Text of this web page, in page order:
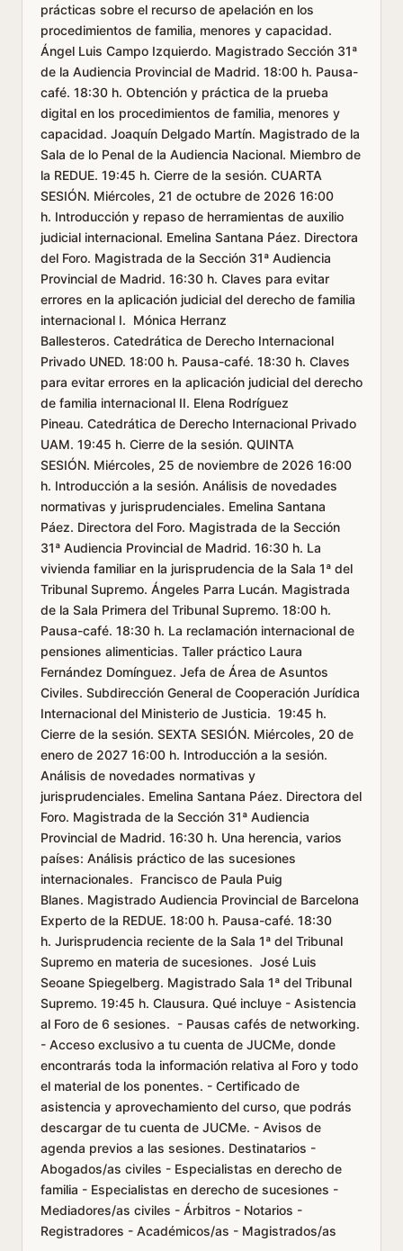
prácticas sobre el recurso de apelación en los
procedimientos de familia, menores y capacidad.
Ángel Luis Campo Izquierdo. Magistrado Sección 31ª
de la Audiencia Provincial de Madrid. 18:00 h. Pausa-
café. 18:30 h. Obtención y práctica de la prueba
digital en los procedimientos de familia, menores y
capacidad. Joaquín Delgado Martín. Magistrado de la
Sala de lo Penal de la Audiencia Nacional. Miembro de
la REDUE. 19:45 h. Cierre de la sesión. CUARTA
SESIÓN. Miércoles, 21 de octubre de 2026 16:00
h. Introducción y repaso de herramientas de auxilio
judicial internacional. Emelina Santana Páez. Directora
del Foro. Magistrada de la Sección 31ª Audiencia
Provincial de Madrid. 16:30 h. Claves para evitar
errores en la aplicación judicial del derecho de familia
internacional I. Mónica Herranz
Ballesteros. Catedrática de Derecho Internacional
Privado UNED. 18:00 h. Pausa-café. 18:30 h. Claves
para evitar errores en la aplicación judicial del derecho
de familia internacional II. Elena Rodríguez
Pineau. Catedrática de Derecho Internacional Privado
UAM. 19:45 h. Cierre de la sesión. QUINTA
SESIÓN. Miércoles, 25 de noviembre de 2026 16:00
h. Introducción a la sesión. Análisis de novedades
normativas y jurisprudenciales. Emelina Santana
Páez. Directora del Foro. Magistrada de la Sección
31ª Audiencia Provincial de Madrid. 16:30 h. La
vivienda familiar en la jurisprudencia de la Sala 1ª del
Tribunal Supremo. Ángeles Parra Lucán. Magistrada
de la Sala Primera del Tribunal Supremo. 18:00 h.
Pausa-café. 18:30 h. La reclamación internacional de
pensiones alimenticias. Taller práctico Laura
Fernández Domínguez. Jefa de Área de Asuntos
Civiles. Subdirección General de Cooperación Jurídica
Internacional del Ministerio de Justicia. 19:45 h.
Cierre de la sesión. SEXTA SESIÓN. Miércoles, 20 de
enero de 2027 16:00 h. Introducción a la sesión.
Análisis de novedades normativas y
jurisprudenciales. Emelina Santana Páez. Directora del
Foro. Magistrada de la Sección 31ª Audiencia
Provincial de Madrid. 16:30 h. Una herencia, varios
países: Análisis práctico de las sucesiones
internacionales. Francisco de Paula Puig
Blanes. Magistrado Audiencia Provincial de Barcelona
Experto de la REDUE. 18:00 h. Pausa-café. 18:30
h. Jurisprudencia reciente de la Sala 1ª del Tribunal
Supremo en materia de sucesiones. José Luis
Seoane Spiegelberg. Magistrado Sala 1ª del Tribunal
Supremo. 19:45 h. Clausura. Qué incluye - Asistencia
al Foro de 6 sesiones. - Pausas cafés de networking.
- Acceso exclusivo a tu cuenta de JUCMe, donde
encontrarás toda la información relativa al Foro y todo
el material de los ponentes. - Certificado de
asistencia y aprovechamiento del curso, que podrás
descargar de tu cuenta de JUCMe. - Avisos de
agenda previos a las sesiones. Destinatarios -
Abogados/as civiles - Especialistas en derecho de
familia - Especialistas en derecho de sucesiones -
Mediadores/as civiles - Árbitros - Notarios -
Registradores - Académicos/as - Magistrados/as